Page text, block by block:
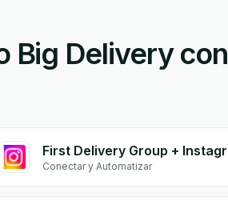
Big Delivery con
Conectar y Automatizar